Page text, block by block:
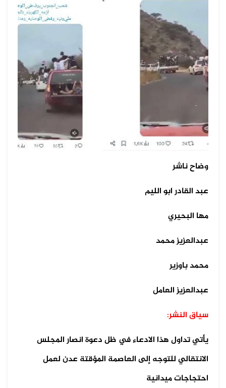
وضاح ناشر
عبد القادر ابو الليم
مها البحيري
عبدالعزيز محمد
محمد باوزير
عبدالعزيز العامل
سياق النشر:
يأتي تداول هذا الادعاء في ظل دعوة انصار المجلس
الانتقالي للتوجه إلى العاصمة المؤقتة عدن لعمل
احتجاجات ميدانية